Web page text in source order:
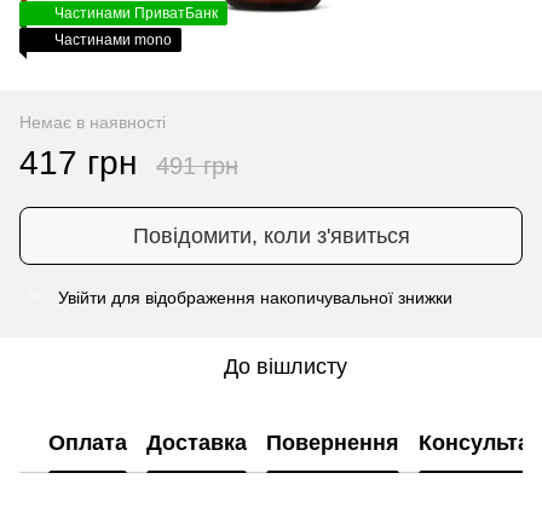
Частинами ПриватБанк
Частинами mono
Немає в наявності
417 грн 491 грн
Повідомити, коли з'явиться
Увійти для відображення накопичувальної знижки
До вішлисту
Оплата Доставка Повернення